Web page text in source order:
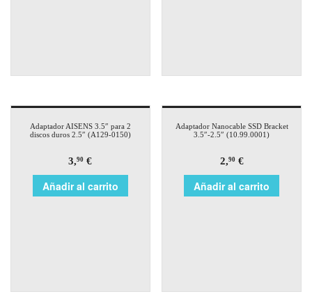
Adaptador AISENS 3.5″ para 2
discos duros 2.5″ (A129-0150)
3,90 €
Añadir al carrito
Adaptador Nanocable SSD Bracket
3.5″-2.5″ (10.99.0001)
2,90€
Añadir al carrito